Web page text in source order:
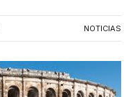
NOTICIAS